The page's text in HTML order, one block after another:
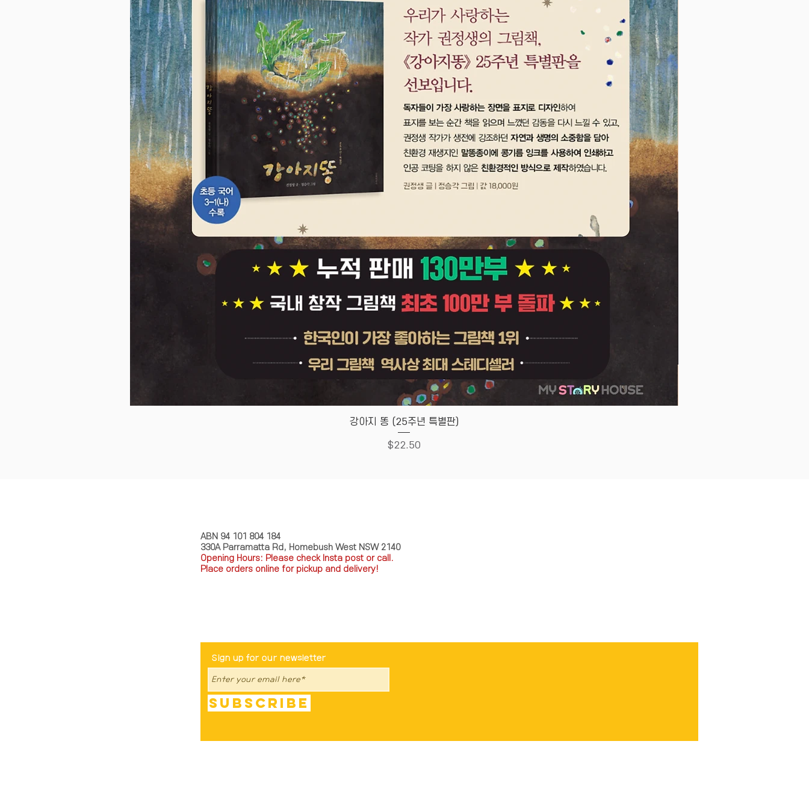
Quick View
강아지 똥 (25주년 특별판)
Price
$22.50
ABN 94 101 804 184
330A Parramatta Rd, Homebush West NSW 2140
Opening Hours: Please check Insta post or call.
Place orders online for pickup and delivery!
Sign up for our newsletter
Subscribe